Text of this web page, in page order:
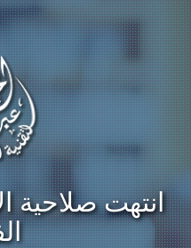
انتهت صلاحية